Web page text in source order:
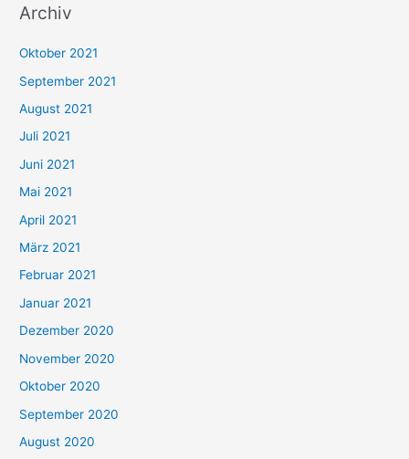
c
n
n
a
c
h
:
Archiv
Oktober 2021
September 2021
August 2021
Juli 2021
Juni 2021
Mai 2021
April 2021
März 2021
Februar 2021
Januar 2021
Dezember 2020
November 2020
Oktober 2020
September 2020
August 2020